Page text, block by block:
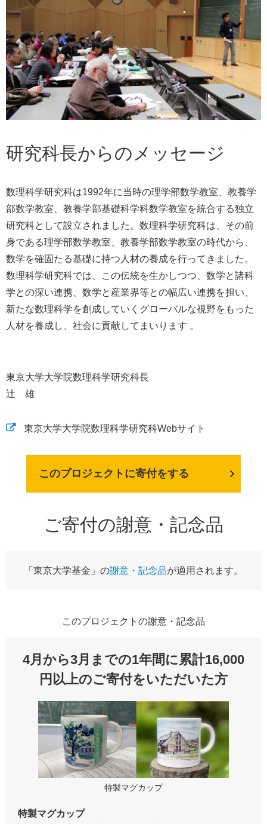
研究科長からのメッセージ
数理科学研究科は1992年に当時の理学部数学教室、教養学
部数学教室、教養学部基礎科学科数学教室を統合する独立
研究科として設立されました。数理科学研究科は、その前
身である理学部数学教室、教養学部数学教室の時代から、
数学を確固たる基礎に持つ人材の養成を行ってきました。
数理科学研究科では、この伝統を生かしつつ、数学と諸科
学との深い連携、数学と産業界等との幅広い連携を担い、
新たな数理科学を創成していくグローバルな視野をもった
人材を養成し、社会に貢献してまいります 。
東京大学大学院数理科学研究科長
辻 雄
東京大学大学院数理科学研究科Webサイト
このプロジェクトに寄付をする
ご寄付の謝意・記念品
「東京大学基金」の謝意・記念品が適用されます。
このプロジェクトの謝意・記念品
4月から3月までの1年間に累計16,000
円以上のご寄付をいただいた方
特製マグカップ
特製マグカップ